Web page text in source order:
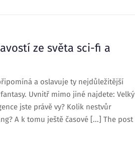
ze světa sci-fi a
a oslavuje ty nejdůležitější
Uvnitř mimo jiné najdete: Velký
jste právě vy? Kolik nestvůr
A k tomu ještě časové [...] The post